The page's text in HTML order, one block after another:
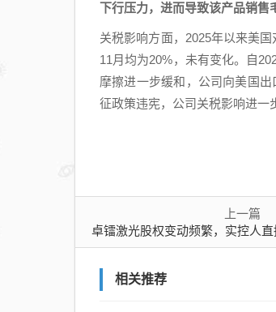
下行压力，进而导致该产品销
关税影响方面，2025年以来美
11月均为20%，未有变化。自
摩擦进一步缓和，公司向美国
征政策违宪，公司关税影响进一
上一篇
卓镭激光股权变动频繁，实控人直接持股不
相关推荐